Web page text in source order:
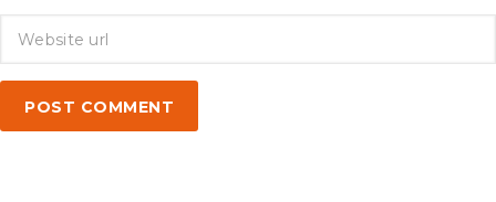
POST COMMENT